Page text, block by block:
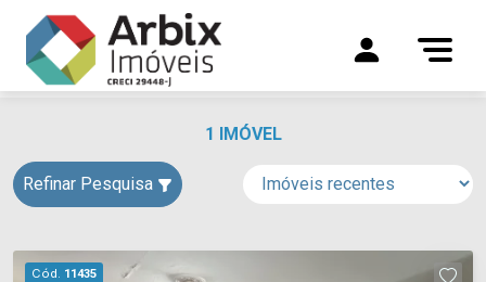
1 IMÓVEL
Refinar Pesquisa
Cód. 11435